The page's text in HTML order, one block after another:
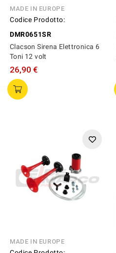
MADE IN EUROPE
Codice Prodotto:
DMR0651SR
Clacson Sirena Elettronica 6
Toni 12 volt
26,90 €
MADE IN EUROPE